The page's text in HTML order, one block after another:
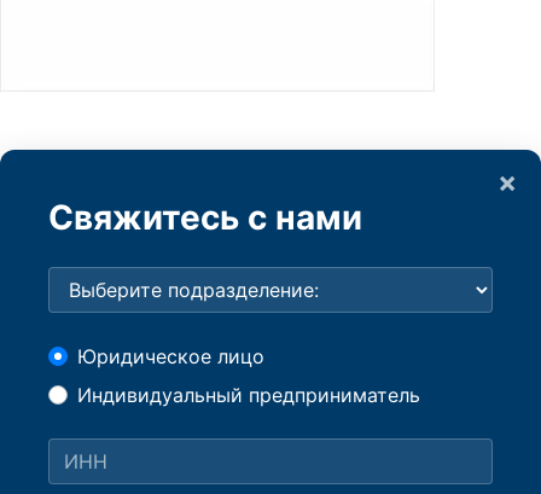
×
Свяжитесь с нами
Юридическое лицо
Индивидуальный предприниматель